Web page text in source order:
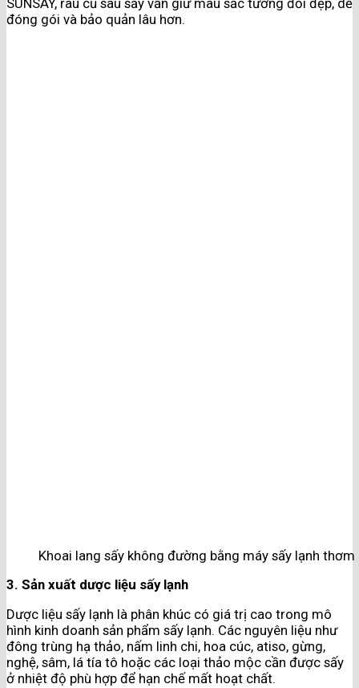
đóng gói và bảo quản lâu hơn.
Khoai lang sấy không đường bằng máy sấy lạnh thơm
3. Sản xuất dược liệu sấy lạnh
Dược liệu sấy lạnh là phân khúc có giá trị cao trong mô
hình kinh doanh sản phẩm sấy lạnh. Các nguyên liệu như
đông trùng hạ thảo, nấm linh chi, hoa cúc, atiso, gừng,
nghệ, sâm, lá tía tô hoặc các loại thảo mộc cần được sấy
ở nhiệt độ phù hợp để hạn chế mất hoạt chất.